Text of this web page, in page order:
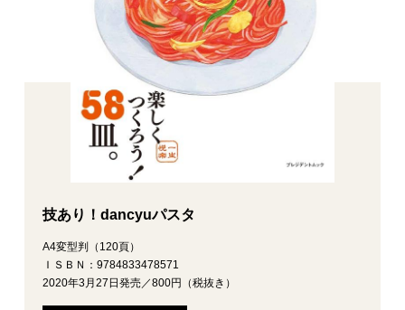
技あり！dancyuパスタ
A4変型判（120頁）
ＩＳＢＮ：9784833478571
2020年3月27日発売／800円（税抜き）